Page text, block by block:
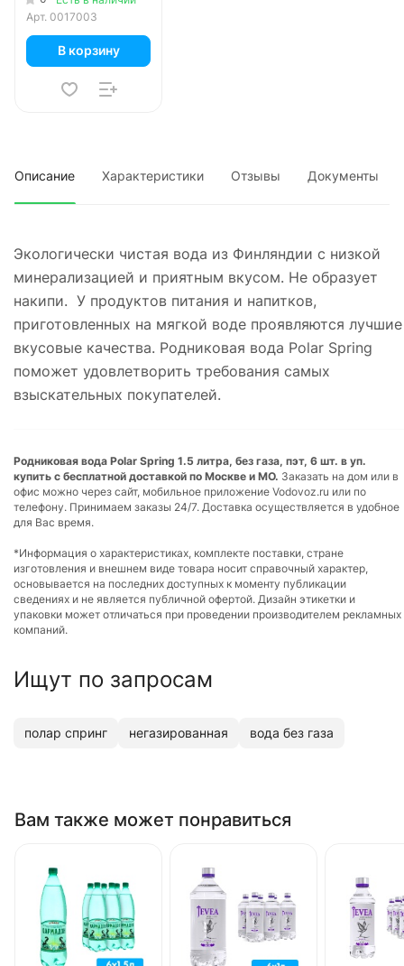
Арт. 0017003
В корзину
Описание Характеристики Отзывы Документы
Экологически чистая вода из Финляндии с низкой
минерализацией и приятным вкусом. Не образует
накипи. У продуктов питания и напитков,
приготовленных на мягкой воде проявляются лучшие
вкусовые качества. Родниковая вода Polar Spring
поможет удовлетворить требования самых
взыскательных покупателей.
Родниковая вода Polar Spring 1.5 литра, без газа, пэт, 6 шт. в уп.
купить с бесплатной доставкой по Москве и МО. Заказать на дом или в
офис можно через сайт, мобильное приложение Vodovoz.ru или по
телефону. Принимаем заказы 24/7. Доставка осуществляется в удобное
для Вас время.
*Информация о характеристиках, комплекте поставки, стране
изготовления и внешнем виде товара носит справочный характер,
основывается на последних доступных к моменту публикации
сведениях и не является публичной офертой. Дизайн этикетки и
упаковки может отличаться при проведении производителем рекламных
компаний.
Ищут по запросам
полар спринг негазированная вода без газа
Вам также может понравиться